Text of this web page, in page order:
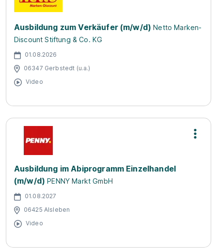
Ausbildung zum Verkäufer (m/w/d) Netto Marken-
Discount Stiftung & Co. KG
01.08.2026
06347 Gerbstedt (u.a.)
Video
Ausbildung im Abiprogramm Einzelhandel
(m/w/d) PENNY Markt GmbH
01.08.2027
06425 Alsleben
Video